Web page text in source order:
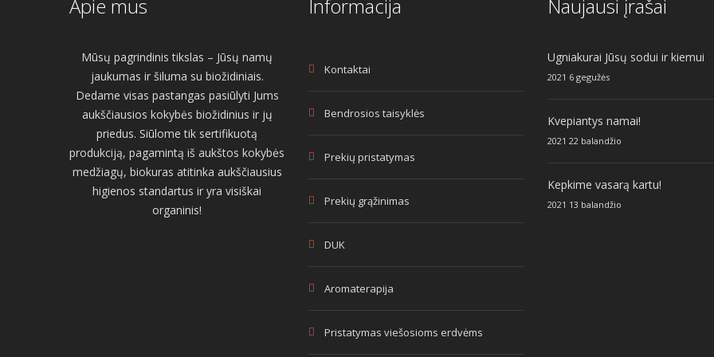
Apie mus
Mūsų pagrindinis tikslas – Jūsų namų
jaukumas ir šiluma su biožidiniais.
Dedame visas pastangas pasiūlyti Jums
aukščiausios kokybės biožidinius ir jų
priedus. Siūlome tik sertifikuotą
produkciją, pagamintą iš aukštos kokybės
medžiagų, biokuras atitinka aukščiausius
higienos standartus ir yra visiškai
organinis!
Informacija
Kontaktai
Bendrosios taisyklės
Prekių pristatymas
Prekių grąžinimas
DUK
Aromaterapija
Pristatymas viešosioms erdvėms
Naujausi įrašai
Ugniakurai Jūsų sodui ir kiemui
2021 6 gegužės
Kvepiantys namai!
2021 22 balandžio
Kepkime vasarą kartu!
2021 13 balandžio